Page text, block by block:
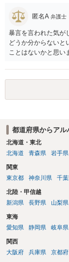
匿名A 弁護士
暴言を言われた気が
どうか分からないと
ことはないかと思い
都道府県からアル
北海道・東北
北海道
青森県 岩手県
関東
東京都
神奈川県 千
北陸・甲信越
新潟県
長野県 山梨県
東海
愛知県
静岡県 岐阜県
関西
大阪府
兵庫県 京都府